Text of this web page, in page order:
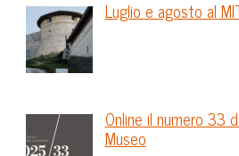
Luglio e agosto al
Online il numero 33
Museo